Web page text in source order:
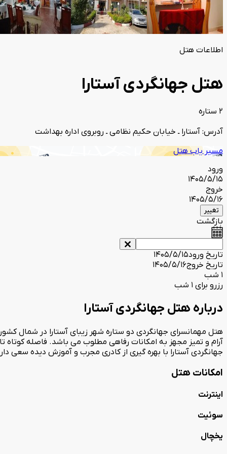
اطلاعات هتل
هتل جهانگردی آستارا
2 ستاره
آدرس: آستارا ـ خیابان حکیم نظامی ـ روبروی اداره بهداشت
مسیر یاب هتل
ورود
1405/5/15
خروج
1405/5/16
تغییر
بازگشت
تاریخ ورود1405/5/15
تاریخ خروج1405/5/16
1 شب
رزرو برای 1 شب
درباره هتل جهانگردی آستارا
هتل مهمانسرای جهانگردی دو ستاره شهر زیبای آستارا در شمال
آرام و تمیز مجهز به امکانات رفاهی مطلوب می باشد. فاصله کوتاه
جهانگردی آستارا با بهره گیری از کادری مجرب و آموزش دیده سعی
امکانات هتل
اینترنت
سوئیت
یخچال